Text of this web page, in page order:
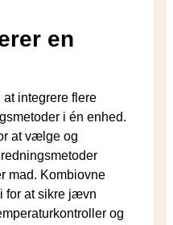
en
at integrere flere
i én enhed.
at vælge og
mad. Kombiovne
for at sikre jævn
og